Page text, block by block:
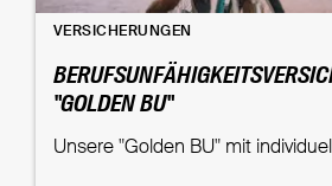
VERSICHERUNGEN
"GOLDEN BU"
Unsere "Golden BU" mit